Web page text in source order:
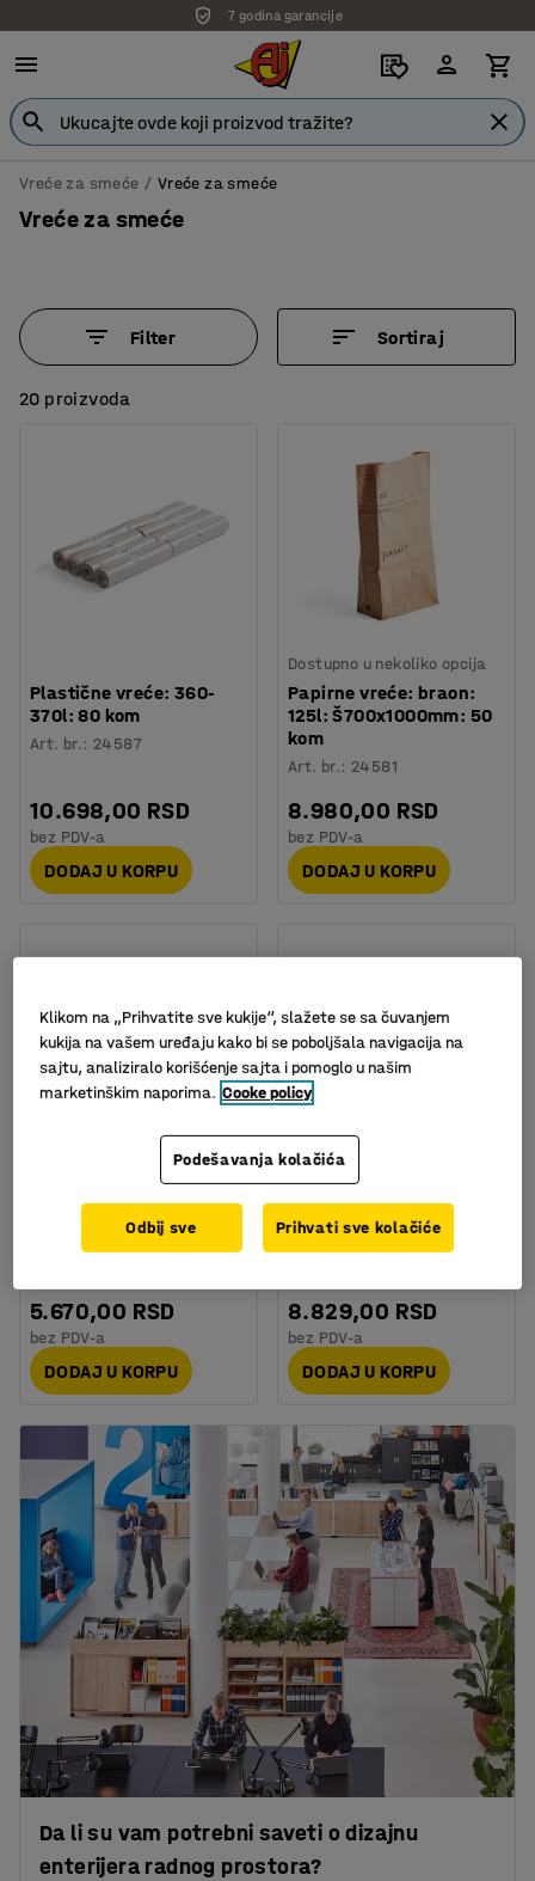
7 godina garancije
Vreće za smeće Vreće za smeće
Vreće za smeće
Filter Sortiraj
20 proizvoda
Plastične vreće: 360-
370l: 80 kom
Art. br.: 24587
10.698,00 RSD
bez PDV-a
DODAJ U KORPU
Dostupno u nekoliko opcija
Papirne vreće: braon:
125l: Š700x1000mm: 50
kom
Art. br.: 24581
8.980,00 RSD
bez PDV-a
DODAJ U KORPU
rolni (25 kom./rolni),
5.670,00 RSD
bez PDV-a
DODAJ U KORPU
TUBESAC, transparentna
8.829,00 RSD
bez PDV-a
DODAJ U KORPU
Da li su vam potrebni saveti o dizajnu
enterijera radnog prostora?
Klikom na „Prihvatite sve kukije“, slažete se sa čuvanjem
kukija na vašem uređaju kako bi se poboljšala navigacija na
sajtu, analiziralo korišćenje sajta i pomoglo u našim
marketinškim naporima. Cooke policy
Podešavanja kolačića
Odbij sve Prihvati sve kolačiće